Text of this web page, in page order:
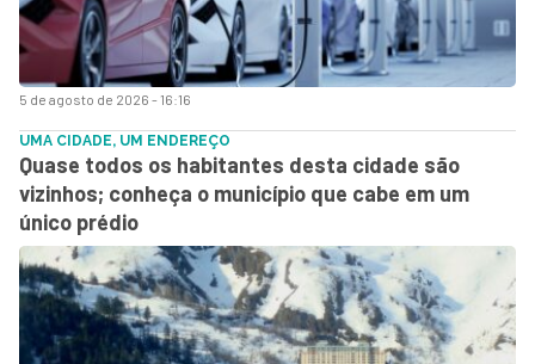
5 de agosto de 2026 - 16:16
UMA CIDADE, UM ENDEREÇO
Quase todos os habitantes desta cidade são
vizinhos; conheça o município que cabe em um
único prédio